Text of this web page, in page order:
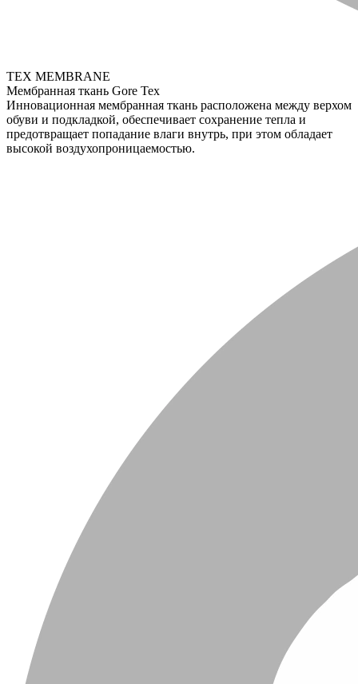
TEX MEMBRANE
Мембранная ткань Gore Tex
Инновационная мембранная ткань расположена между верхом
обуви и подкладкой, обеспечивает сохранение тепла и
предотвращает попадание влаги внутрь, при этом обладает
высокой воздухопроницаемостью.